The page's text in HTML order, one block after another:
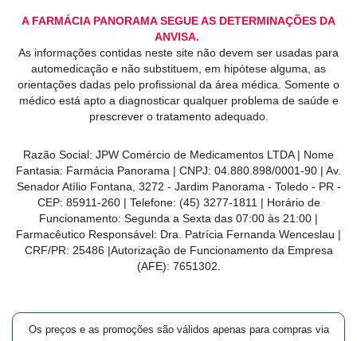
A FARMÁCIA PANORAMA SEGUE AS DETERMINAÇÕES DA
ANVISA.
As informações contidas neste site não devem ser usadas para
automedicação e não substituem, em hipótese alguma, as
orientações dadas pelo profissional da área médica. Somente o
médico está apto a diagnosticar qualquer problema de saúde e
prescrever o tratamento adequado.
Razão Social: JPW Comércio de Medicamentos LTDA | Nome
Fantasia: Farmácia Panorama | CNPJ: 04.880.898/0001-90 | Av.
Senador Atílio Fontana, 3272 - Jardim Panorama - Toledo - PR -
CEP: 85911-260 | Telefone: (45) 3277-1811 | Horário de
Funcionamento: Segunda a Sexta das 07:00 às 21:00 |
Farmacêutico Responsável: Dra. Patrícia Fernanda Wenceslau |
CRF/PR: 25486 |Autorização de Funcionamento da Empresa
(AFE): 7651302.
Os preços e as promoções são válidos apenas para compras via